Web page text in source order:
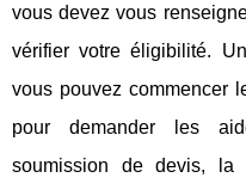
vous devez vous
vérifier votre éligibilité.
vous pouvez commencer
pour demander les
soumission de devis, la